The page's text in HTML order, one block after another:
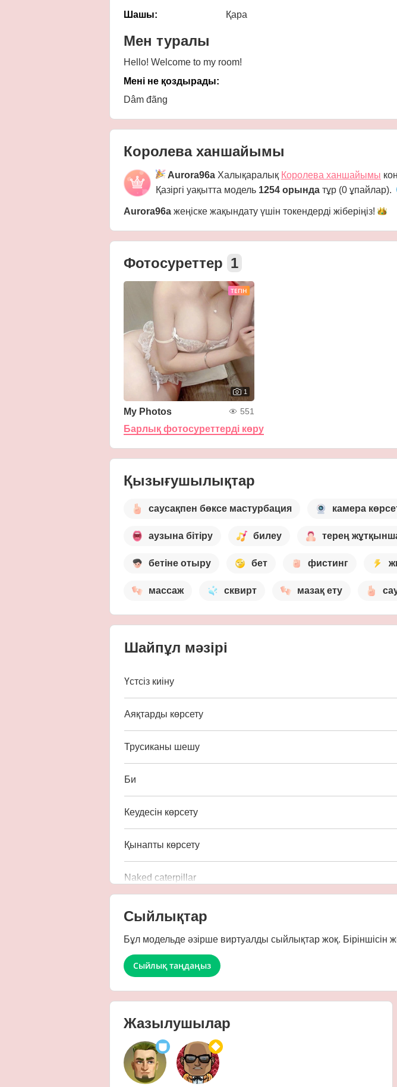
Шашы:
Қара
Мен туралы
Hello! Welcome to my room!
Мені не қоздырады:
Dâm đãng
Королева ханшайымы
Aurora96a Халықаралық Королева ханшайымы
Қазіргі уақытта модель 1254 орында тұр (0 ұпайлар).
Aurora96a жеңіске жақындату үшін токендерді жіберіңіз!
Фотосуреттер 1
ТЕГІН
1
My Photos 551
Барлық фотосуреттерді көру
Қызығушылықтар
саусақпен бөксе мастурбация камера
аузына бітіру билеу терең
бетіне отыру бет фистинг
массаж сквирт мазақ ету
Шайпұл мәзірі
Үстсіз киіну
Аяқтарды көрсету
Трусиканы шешу
Би
Кеудесін көрсету
Қынапты көрсету
Naked caterpillar
Сыйлықтар
Бұл модельде әзірше виртуалды сыйлықтар жоқ. Біріншісін
Сыйлық таңдаңыз
Жазылушылар